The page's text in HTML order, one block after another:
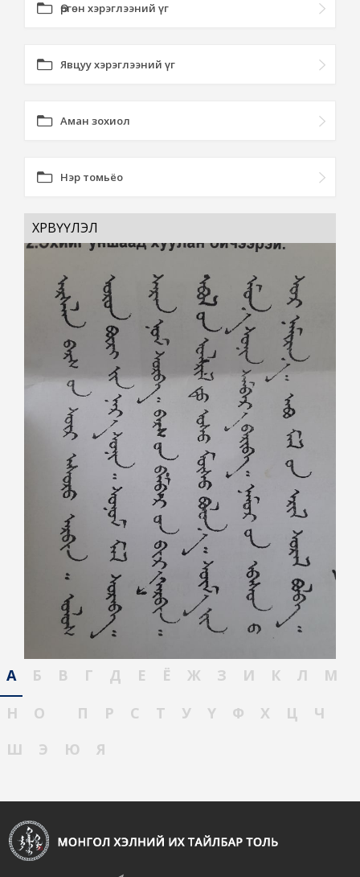
Өргөн хэрэглээний үг
Явцуу хэрэглээний үг
Аман зохиол
Нэр томьёо
ХӨРВҮҮЛЭЛ
А Б В Г Д Е Ё Ж З И К Л
М
Н
О П Р С Т У Ү Ф Х Ц
Ч
Ш
Э Ю Я